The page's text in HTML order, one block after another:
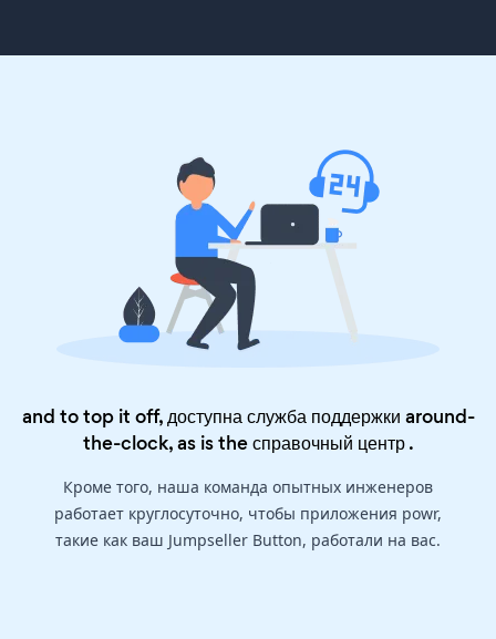
and to top it off, доступна служба поддержки around-
the-clock, as is theсправочный центр.
Кроме того, наша команда опытных инженеров
работает круглосуточно, чтобы приложения powr,
такие как ваш Jumpseller Button, работали на вас.